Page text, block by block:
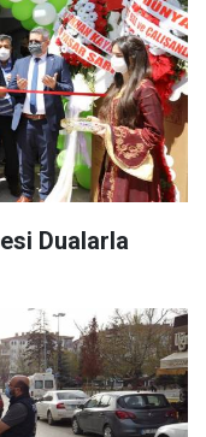
Dualarla